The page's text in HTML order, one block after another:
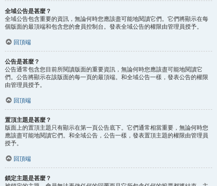
全域公告是甚麼？
全域公告包含重要的資訊，無論何時您應該盡可能地閱讀它們。它們將顯示在每
個版面的最頂端和包含您的會員控制台。發表全域公告的權限由管理員授予。
回頂端
公告是甚麼？
公告通常包含您目前所閱讀版面的重要資訊，無論何時您應該盡可能地閱讀它
們。公告將顯示在該版面的每一頁的最頂端。和全域公告一樣，發表公告的權限
由管理員授予。
回頂端
置頂主題是甚麼？
版面上的置頂主題只有顯示在第一頁公告底下。它們通常相當重要，無論何時您
應該盡可能地閱讀它們。和全域公告，公告一樣，發表置頂主題的權限由管理員
授予。
回頂端
鎖定主題是甚麼？